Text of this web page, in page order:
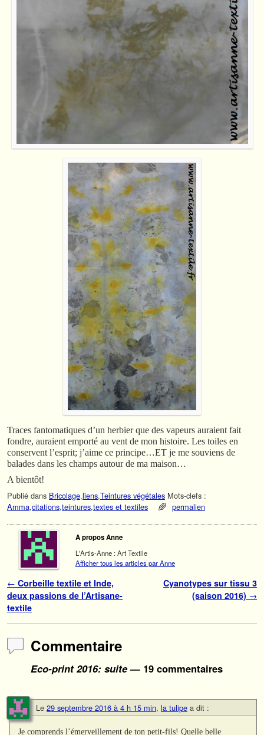
Traces fantomatiques d’un herbier que des vapeurs auraient fait
fondre, auraient emporté au vent de mon histoire. Les toiles en
conservent l’esprit; j’aime ce principe…ET je me souviens de
balades dans les champs autour de ma maison…
A bientôt!
Publié dans Bricolage,liens,Teintures végétales Mots-clefs :
Amma,citations,teintures,textes et textiles permalien
A propos Anne
L'Artis-Anne : Art Textile
Afficher tous les articles par Anne
Navigation des articles
← Corbeille textile et Inde,
deux passions de l’Artisane-
textile
Cyanotypes sur tissu 3
(saison 2016) →
Commentaire
Eco-print 2016: suite— 19 commentaires
Le 29 septembre 2016 à 4 h 15 min, la tulipe a dit :
Je comprends l’émerveillement de ton petit-fils! Quelle belle